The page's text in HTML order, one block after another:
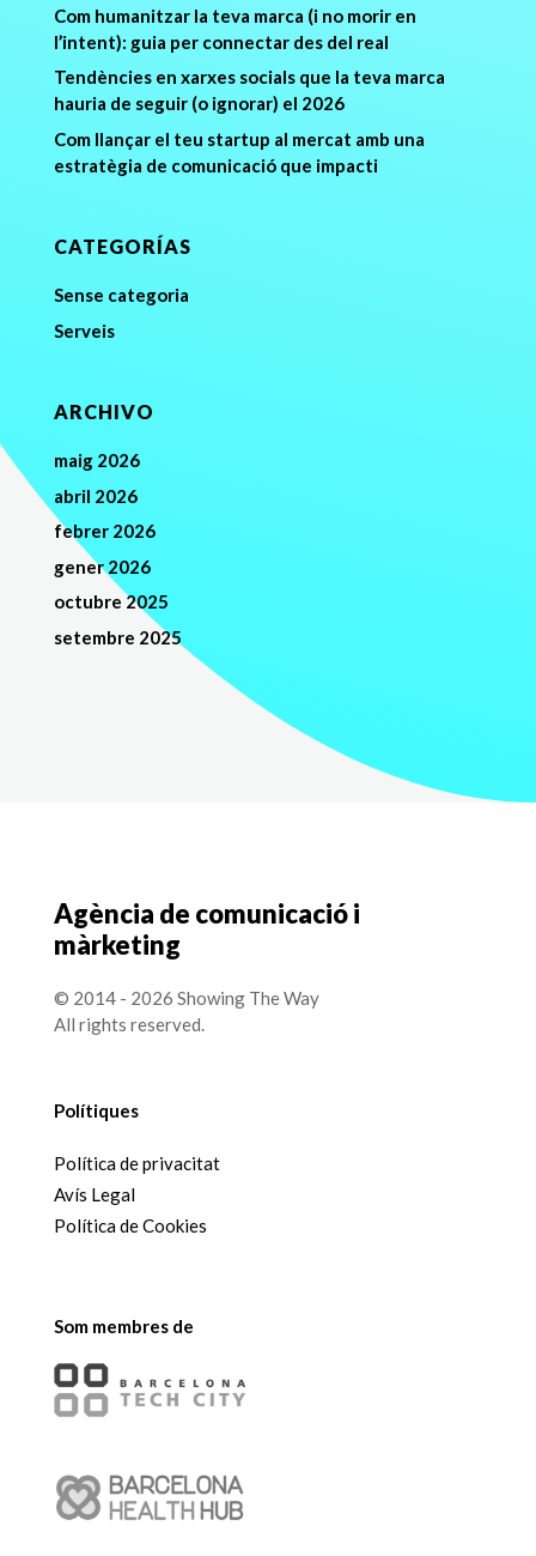
Com humanitzar la teva marca (i no morir en
l’intent): guia per connectar des del real
Tendències en xarxes socials que la teva marca
hauria de seguir (o ignorar) el 2026
Com llançar el teu startup al mercat amb una
estratègia de comunicació que impacti
CATEGORÍAS
Sense categoria
Serveis
ARCHIVO
maig 2026
abril 2026
febrer 2026
gener 2026
octubre 2025
setembre 2025
Agència de comunicació i
màrketing
© 2014 - 2026 Showing The Way
All rights reserved.
Polítiques
Política de privacitat
Avís Legal
Política de Cookies
Som membres de